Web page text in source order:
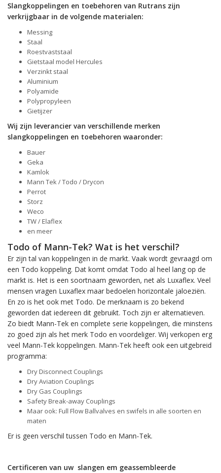
Slangkoppelingen en toebehoren van Rutrans zijn
verkrijgbaar in de volgende materialen:
Messing
Staal
Roestvaststaal
Gietstaal model Hercules
Verzinkt staal
Aluminium
Polyamide
Polypropyleen
Gietijzer
Wij zijn leverancier van verschillende merken
slangkoppelingen en toebehoren waaronder:
Bauer
Geka
Kamlok
Mann Tek / Todo / Drycon
Perrot
Storz
Weco
TW / Elaflex
en meer
Todo of Mann-Tek? Wat is het verschil?
Er zijn tal van koppelingen in de markt. Vaak wordt gevraagd om
een Todo koppeling. Dat komt omdat Todo al heel lang op de
markt is. Het is een soortnaam geworden, net als Luxaflex. Veel
mensen vragen Luxaflex maar bedoelen horizontale jaloeziën.
En zo is het ook met Todo. De merknaam is zo bekend
geworden dat iedereen dit gebruikt. Toch zijn er alternatieven.
Zo biedt Mann-Tek en complete serie koppelingen, die minstens
zo goed zijn als het merk Todo en voordeliger. Wij verkopen erg
veel Mann-Tek koppelingen. Mann-Tek heeft ook een uitgebreid
programma:
Dry Disconnect Couplings
Dry Aviation Couplings
Dry Gas Couplings
Safety Break-away Couplings
Maar ook: Full Flow Ballvalves en swifels in alle soorten en
maten
Er is geen verschil tussen Todo en Mann-Tek.
Certificeren van uw slangen em geassembleerde